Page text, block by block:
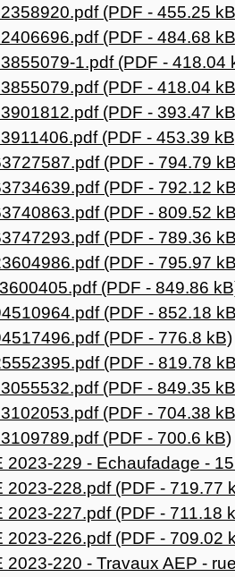
(PDF - 455.25
(PDF - 484.68
1.pdf (PDF - 418.04
(PDF - 418.04
(PDF - 393.47
(PDF - 453.39
(PDF - 794.79
(PDF - 792.12
(PDF - 809.52
(PDF - 789.36
(PDF - 795.97
(PDF - 849.86
(PDF - 852.18
(PDF - 776.8 kB)
(PDF - 819.78
(PDF - 849.35
(PDF - 704.38
(PDF - 700.6 kB)
2023-229 - Echaufadage -
2023-228.pdf (PDF - 719.77
2023-227.pdf (PDF - 711.18
2023-226.pdf (PDF - 709.02
2023-220 - Travaux AEP -